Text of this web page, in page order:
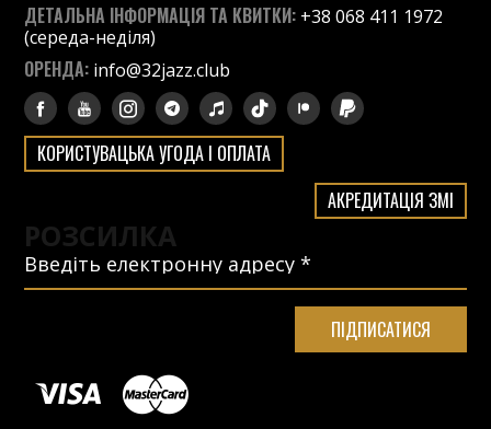
ДЕТАЛЬНА ІНФОРМАЦІЯ ТА КВИТКИ: +38 068 411 1972
(середа-неділя)
ОРЕНДА: info@32jazz.club
КОРИСТУВАЦЬКА УГОДА І ОПЛАТА
АКРЕДИТАЦІЯ ЗМІ
РОЗСИЛКА